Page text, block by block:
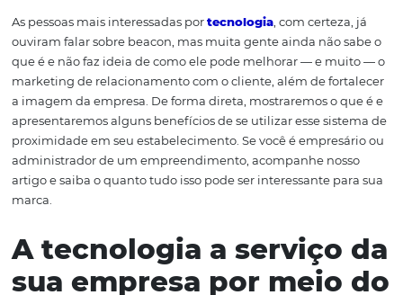
relacionamento?
EmAnálise
As pessoas mais interessadas portecnologia, com
ouviram falar sobre beacon, mas muita gente ainda não
que é e não faz ideia de como ele pode melhorar — e
marketing de relacionamento com o cliente, além de
apresentaremos alguns benefícios de se utilizar esse
proximidade em seu estabelecimento. Se você é
administrador de um empreendimento, acompanhe